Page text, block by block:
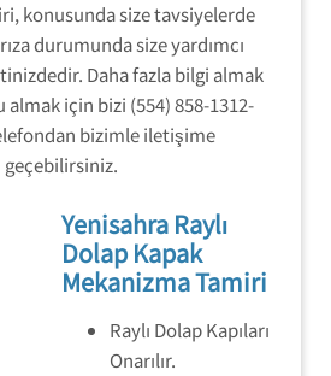
konusunda size tavsiyelerde
durumunda size yardımcı
Daha fazla bilgi almak
için bizi (554) 858-1312-
bizimle iletişime
geçebilirsiniz.
Yenisahra Raylı
Dolap Kapak
Mekanizma Tamiri
Raylı Dolap Kapıları
Onarılır.